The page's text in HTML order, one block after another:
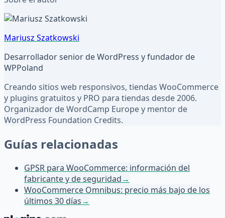
Mariusz Szatkowski
Desarrollador senior de WordPress y fundador de
WPPoland
Creando sitios web responsivos, tiendas WooCommerce
y plugins gratuitos y PRO para tiendas desde 2006.
Organizador de WordCamp Europe y mentor de
WordPress Foundation Credits.
Guías relacionadas
GPSR para WooCommerce: información del
fabricante y de seguridad→
WooCommerce Omnibus: precio más bajo de los
últimos 30 días→